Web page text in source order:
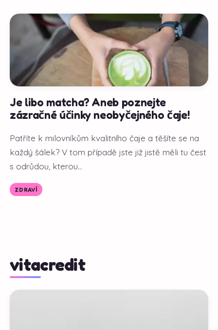
Je libo matcha? Aneb poznejte
zázračné účinky neobyčejného čaje!
Patříte k milovníkům kvalitního čaje a těšíte se na
každý šálek? V tom případě jste již jistě měli tu čest
s odrůdou, kterou...
ZDRAVÍ
vitacredit